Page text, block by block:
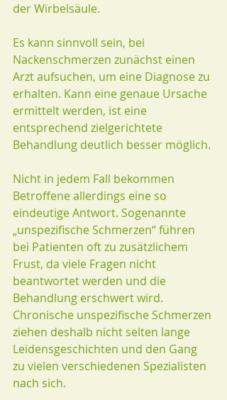
der Wirbelsäule.
Es kann sinnvoll sein, bei
Nackenschmerzen zunächst einen
Arzt aufsuchen, um eine Diagnose zu
erhalten. Kann eine genaue Ursache
ermittelt werden, ist eine
entsprechend zielgerichtete
Behandlung deutlich besser möglich.
Nicht in jedem Fall bekommen
Betroffene allerdings eine so
eindeutige Antwort. Sogenannte
„unspezifische Schmerzen“ führen
bei Patienten oft zu zusätzlichem
Frust, da viele Fragen nicht
beantwortet werden und die
Behandlung erschwert wird.
Chronische unspezifische Schmerzen
ziehen deshalb nicht selten lange
Leidensgeschichten und den Gang
zu vielen verschiedenen Spezialisten
nach sich.